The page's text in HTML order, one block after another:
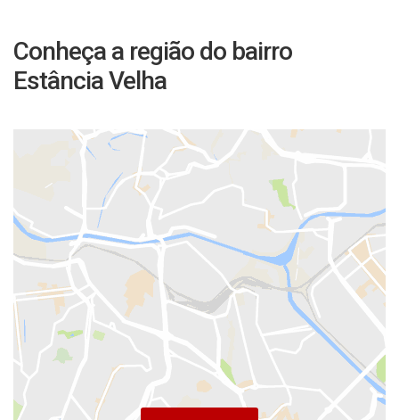
Conheça a região do bairro
Estância Velha